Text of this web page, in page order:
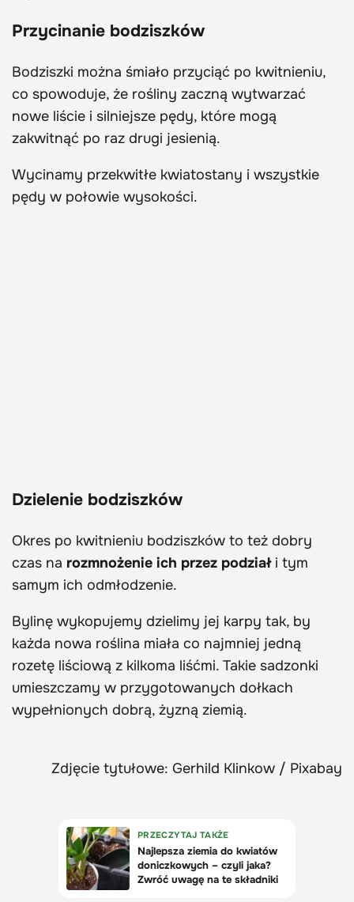
Przycinanie bodziszków
Bodziszki można śmiało przyciąć po kwitnieniu,
co spowoduje, że rośliny zaczną wytwarzać
nowe liście i silniejsze pędy, które mogą
zakwitnąć po raz drugi jesienią.
Wycinamy przekwitłe kwiatostany i wszystkie
pędy w połowie wysokości.
Dzielenie bodziszków
Okres po kwitnieniu bodziszków to też dobry
czas na rozmnożenie ich przez podziałi tym
samym ich odmłodzenie.
Bylinę wykopujemy dzielimy jej karpy tak, by
każda nowa roślina miała co najmniej jedną
rozetę liściową z kilkoma liśćmi. Takie sadzonki
umieszczamy w przygotowanych dołkach
wypełnionych dobrą, żyzną ziemią.
Zdjęcie tytułowe: Gerhild Klinkow / Pixabay